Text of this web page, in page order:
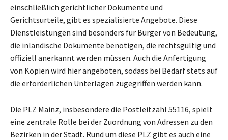
einschließlich gerichtlicher Dokumente und
Gerichtsurteile, gibt es spezialisierte Angebote. Diese
Dienstleistungen sind besonders für Bürger von Bedeutung,
die inländische Dokumente benötigen, die rechtsgültig und
offiziell anerkannt werden müssen. Auch die Anfertigung
von Kopien wird hier angeboten, sodass bei Bedarf stets auf
die erforderlichen Unterlagen zugegriffen werden kann.
Die PLZ Mainz, insbesondere die Postleitzahl 55116, spielt
eine zentrale Rolle bei der Zuordnung von Adressen zu den
Bezirken in der Stadt. Rund um diese PLZ gibt es auch eine